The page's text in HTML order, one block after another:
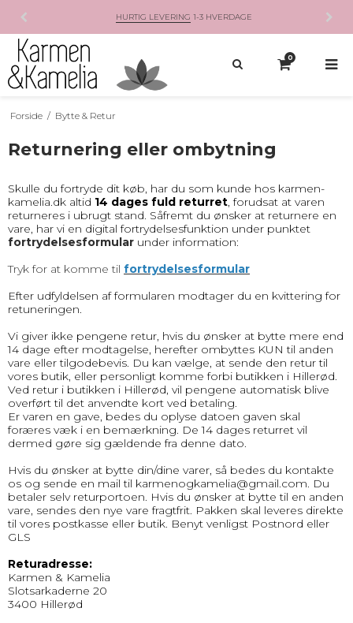
HURTIG LEVERING 1-3 HVERDAGE
0
Forside / Bytte & Retur
Returnering eller ombytning
Skulle du fortryde dit køb, har du som kunde hos karmen-
kamelia.dk altid 14 dages fuld returret, forudsat at varen
returneres i ubrugt stand. Såfremt du ønsker at returnere en
vare, har vi en digital fortrydelsesfunktion under punktet
fortrydelsesformular under information:
Tryk for at komme til fortrydelsesformular
Efter udfyldelsen af formularen modtager du en kvittering for
retuneringen.
Vi giver ikke pengene retur, hvis du ønsker at bytte mere end
14 dage efter modtagelse, herefter ombyttes KUN til anden
vare eller tilgodebevis. Du kan vælge, at sende den retur til
vores butik, eller personligt komme forbi butikken i Hillerød.
Ved retur i butikken i Hillerød, vil pengene automatisk blive
overført til det anvendte kort ved betaling.
Er varen en gave, bedes du oplyse datoen gaven skal
foræres væk i en bemærkning. De 14 dages returret vil
dermed gøre sig gældende fra denne dato.
Hvis du ønsker at bytte din/dine varer, så bedes du kontakte
os og sende en mail til karmenogkamelia@gmail.com. Du
betaler selv returportoen. Hvis du ønsker at bytte til en anden
vare, sendes den nye vare fragtfrit. Pakken skal leveres direkte
til vores postkasse eller butik. Benyt venligst Postnord eller
GLS
Returadresse:
Karmen & Kamelia
Slotsarkaderne 20
3400 Hillerød